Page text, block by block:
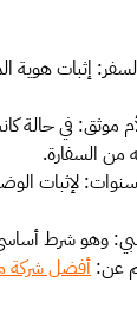
إثبات هوية
موثق: في حالة
السفارة.
القوائم المالية لآخر 3 سنوات:
وهو شرط
عن: أفضل شركة